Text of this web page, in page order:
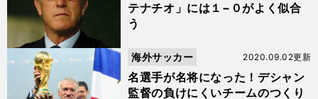
テナチオ」には１−０がよく似合
う
名選手が名将になった！デシャン
監督の負けにくいチームのつくり
2020.09.02更新
海外サッカー